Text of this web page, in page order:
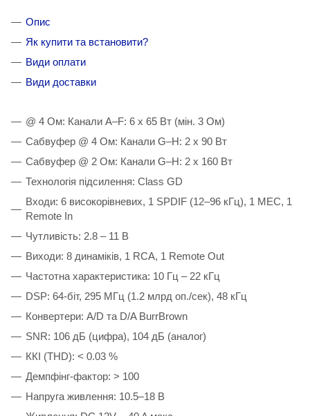
Опис
Як купити та встановити?
Види оплати
Види доставки
@ 4 Ом: Канали A–F: 6 x 65 Вт (мін. 3 Ом)
Сабвуфер @ 4 Ом: Канали G–H: 2 x 90 Вт
Сабвуфер @ 2 Ом: Канали G–H: 2 x 160 Вт
Технологія підсилення: Class GD
Входи: 6 високорівневих, 1 SPDIF (12–96 кГц), 1 MEC, 1
Remote In
Чутливість: 2.8 – 11 В
Виходи: 8 динаміків, 1 RCA, 1 Remote Out
Частотна характеристика: 10 Гц – 22 кГц
DSP: 64-біт, 295 МГц (1.2 млрд оп./сек), 48 кГц
Конвертери: A/D та D/A BurrBrown
SNR: 106 дБ (цифра), 104 дБ (аналог)
ККІ (THD): < 0.03 %
Демпфінг-фактор: > 100
Напруга живлення: 10.5–18 В